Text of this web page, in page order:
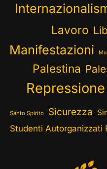
Lavoro
Manifestazioni
Palestina
Repressione
Santo Spirito Sicurezza
Studenti Autorganizzati